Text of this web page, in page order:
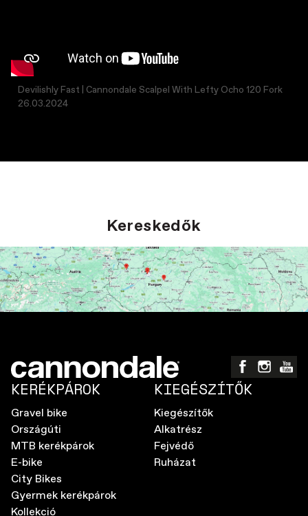
Devilishly Fast | Cannondale Scalpel With Lefty Ocho 120 Fork
26.03.2024
Kereskedők
KERÉKPÁROK
Gravel bike
Országúti
MTB kerékpárok
E-bike
City Bikes
Gyermek kerékpárok
Kollekció
KIEGÉSZÍTŐK
Kiegészítők
Alkatrész
Fejvédő
Ruházat